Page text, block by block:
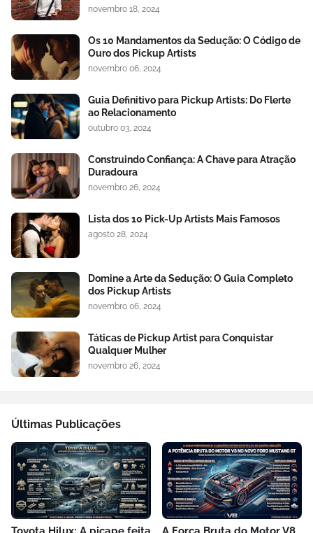
novembro 18, 2024
Os 10 Mandamentos da Sedução: O Código de
Ouro dos Pickup Artists
novembro 06, 2024
Guia Definitivo para Pickup Artists: Do Flerte
ao Relacionamento
outubro 03, 2024
Construindo Confiança: A Chave para Atração
Duradoura
novembro 26, 2024
Lista dos 10 Pick-Up Artists Mais Famosos
agosto 28, 2024
Domine a Arte da Sedução: O Guia Completo
dos Pickup Artists
novembro 06, 2024
Táticas de Pickup Artist para Conquistar
Qualquer Mulher
novembro 26, 2024
Últimas Publicações